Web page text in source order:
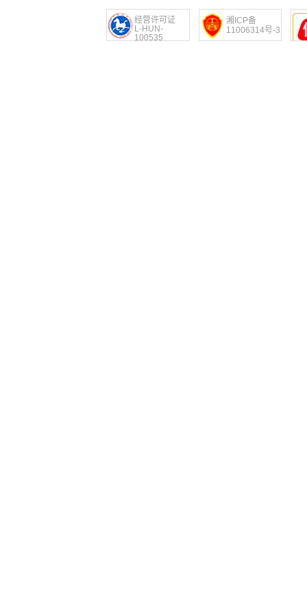
经营许可证
L-HUN-
100535
湘ICP备
11006314号-3